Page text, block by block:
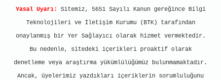
Yasal Uyarı:
Sitemiz, 5651 Sayılı Kanun gereğince Bilgi
Teknolojileri ve İletişim Kurumu (BTK) tarafından
onaylanmış bir Yer Sağlayıcı olarak hizmet vermektedir.
Bu nedenle, sitedeki içerikleri proaktif olarak
denetleme veya araştırma yükümlülüğümüz bulunmamaktadır.
Ancak, üyelerimiz yazdıkları içeriklerin sorumluluğunu